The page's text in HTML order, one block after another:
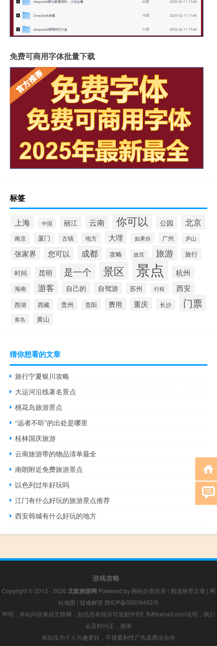
免费可商用字体批量下载
标签
上海 中国 丽江 云南 你可以 公园 北京
南京 厦门 古镇 地方 大理 如果你 广州 庐山
张家界 您可以 成都 攻略 故宫 旅游 旅行
时间 昆明 是一个 景区 景点 杭州
海南 游客 自己的 自驾游 苏州 行程 西安
西湖 西藏 贵州 贵阳 费用 重庆 长沙 门票
青岛 黄山
猜你想看的文章
旅行宁夏银川攻略
大运河沿线著名景点
桃花岛旅游景点
“远者不听”的出处是哪里
桂林国庆旅游
云南旅游带的物品清单最全
南朗附近免费旅游景点
以色列过年好玩吗
江门有什么好玩的旅游景点推荐
西安韩城有什么好玩的地方
游戏攻略
Copyright © 2012 - 2026 北欧旅游网 Powered by 网站分类目录 | 精选推荐文章 | 网
站地图 | 疑难解答 陕ICP备05009492号
声明：本站内容来自互联网，如信息有错误可发邮件到f_fb#foxmail.com说明，我们
会及时纠正，谢谢
本站仅为个人兴趣爱好，不接盈利性广告及商业合作